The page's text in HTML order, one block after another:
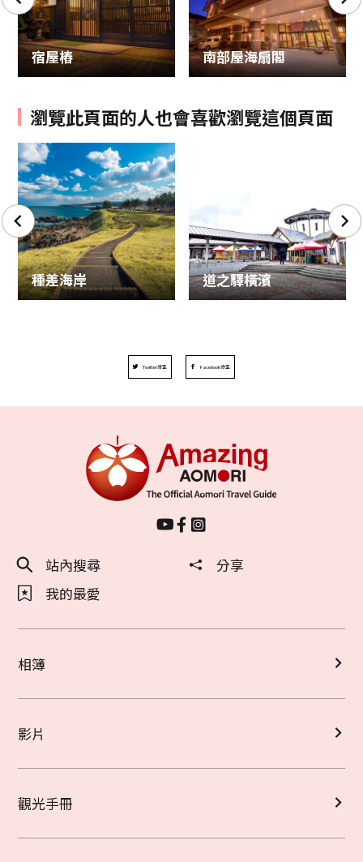
宿屋樁 南部屋海扇閣
瀏覽此頁面的人也會喜歡瀏覽這個頁面
種差海岸 道之驛橫濱
Twitter分享 Facebook分享
站內搜尋
分享
我的最愛
相簿
影片
觀光手冊